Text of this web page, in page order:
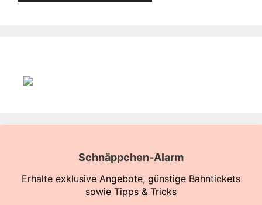
Schnäppchen-Alarm
Erhalte exklusive Angebote, günstige Bahntickets
sowie Tipps & Tricks